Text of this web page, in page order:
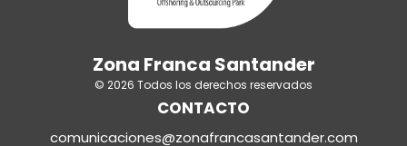
Zona Franca Santander
© 2026 Todos los derechos reservados
CONTACTO
comunicaciones@zonafrancasantander.com